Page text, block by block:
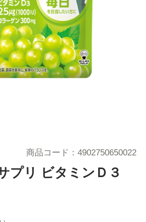
プリ ビタミンＤ３
商品コード 4902750650022